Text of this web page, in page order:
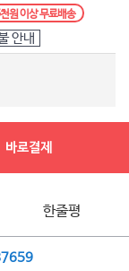
원 이상 무료배송
안내
바로결제
한줄평